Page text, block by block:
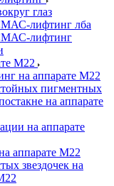
глаз
лифтинг лба
лифтинг
M22
на аппарате М22
пигментных
на аппарате
на аппарате
аппарате М22
звездочек на